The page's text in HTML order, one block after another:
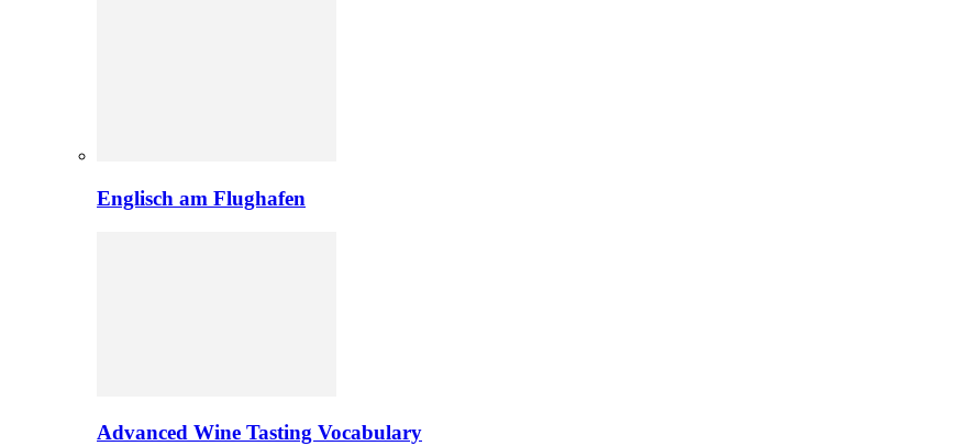
Englisch am Flughafen
Advanced Wine Tasting Vocabulary